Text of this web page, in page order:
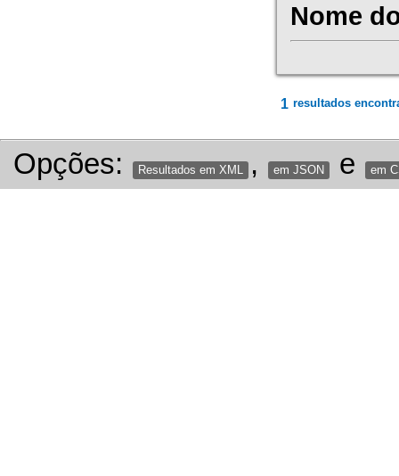
Nome
1 resultados
Opções: Resultados em XML , em JSON e em